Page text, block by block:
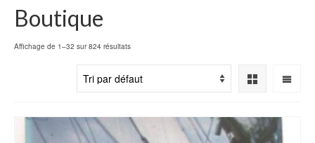
Boutique
Affichage de 1–32 sur 824 résultats